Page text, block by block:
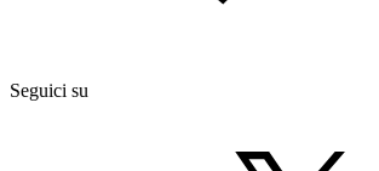
Seguici su